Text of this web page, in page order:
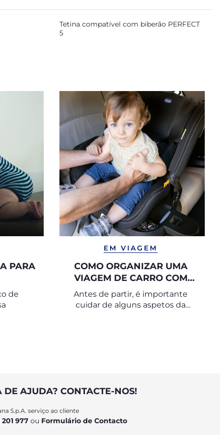
Tetina compatível com biberão PERFECT
5
PARA
de
EM VIAGEM
COMO ORGANIZAR UMA
VIAGEM DE CARRO COM
UMA CRIANÇA
Antes de partir, é importante
cuidar de alguns aspetos da
DE AJUDA? CONTACTE-NOS!
S.p.A. serviço ao cliente
977ou Formulário de Contacto